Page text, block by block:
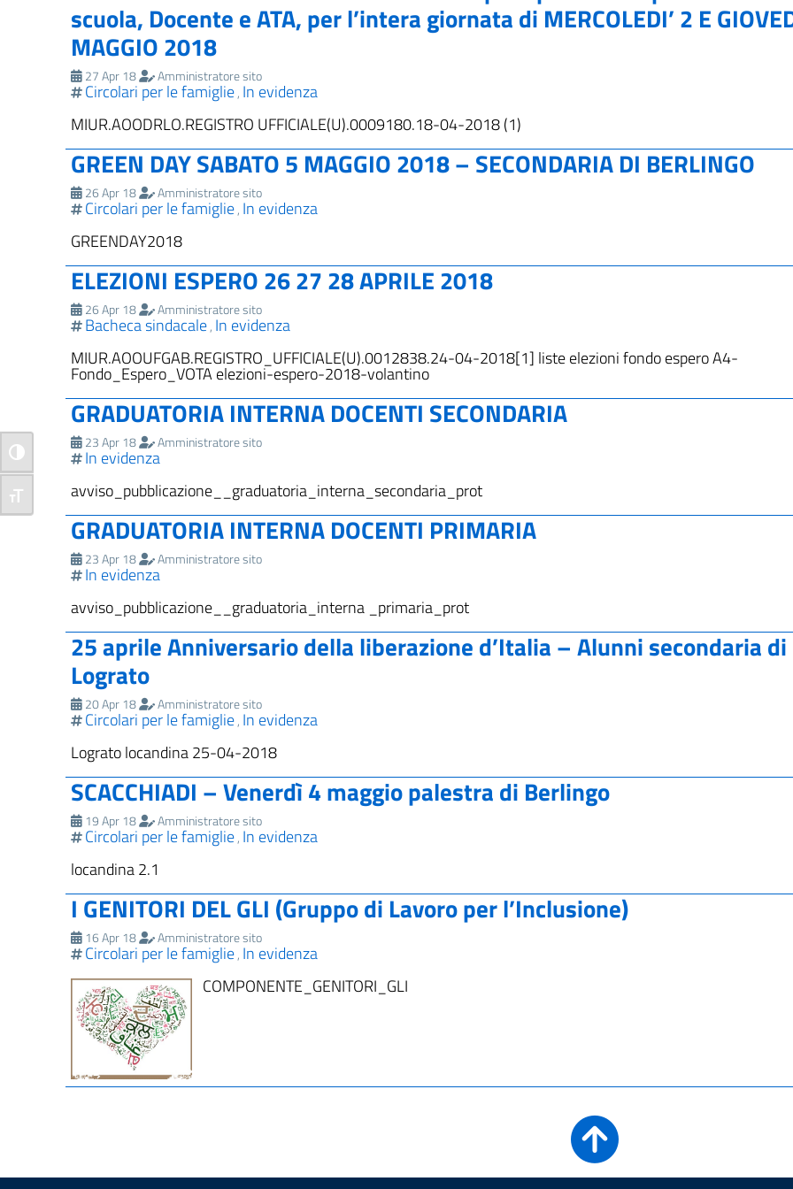
Attiva/disattiva alto contrasto
Attiva/disattiva dimensione testo
scuola, Docente e ATA, per l’intera giornata di MERCOLEDI’ 2 E
MAGGIO 2018
27 Apr 18 Amministratore sito
Circolari per le famiglie, In evidenza
MIUR.AOODRLO.REGISTRO UFFICIALE(U).0009180.18-04-2018 (1)
GREEN DAY SABATO 5 MAGGIO 2018 – SECONDARIA DI BERLINGO
26 Apr 18 Amministratore sito
Circolari per le famiglie, In evidenza
GREENDAY2018
ELEZIONI ESPERO 26 27 28 APRILE 2018
26 Apr 18 Amministratore sito
Bacheca sindacale, In evidenza
MIUR.AOOUFGAB.REGISTRO_UFFICIALE(U).0012838.24-04-2018[1] liste elezioni fondo espero A4-
Fondo_Espero_VOTA elezioni-espero-2018-volantino
GRADUATORIA INTERNA DOCENTI SECONDARIA
23 Apr 18 Amministratore sito
In evidenza
avviso_pubblicazione__graduatoria_interna_secondaria_prot
GRADUATORIA INTERNA DOCENTI PRIMARIA
23 Apr 18 Amministratore sito
In evidenza
avviso_pubblicazione__graduatoria_interna _primaria_prot
25 aprile Anniversario della liberazione d’Italia – Alunni secondaria di
Lograto
20 Apr 18 Amministratore sito
Circolari per le famiglie, In evidenza
Lograto locandina 25-04-2018
SCACCHIADI – Venerdì 4 maggio palestra di Berlingo
19 Apr 18 Amministratore sito
Circolari per le famiglie, In evidenza
locandina 2.1
I GENITORI DEL GLI (Gruppo di Lavoro per l’Inclusione)
16 Apr 18 Amministratore sito
Circolari per le famiglie, In evidenza
COMPONENTE_GENITORI_GLI